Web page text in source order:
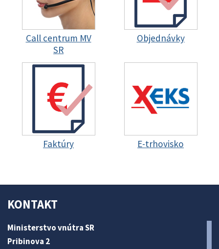
Call centrum MV
SR
Objednávky
Faktúry E-trhovisko
KONTAKT
Ministerstvo vnútra SR
Pribinova 2